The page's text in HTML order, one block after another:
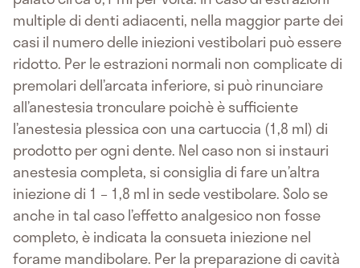
multiple di denti adiacenti, nella maggior parte dei
casi il numero delle iniezioni vestibolari può essere
ridotto. Per le estrazioni normali non complicate di
premolari dell’arcata inferiore, si può rinunciare
all’anestesia tronculare poichè è sufficiente
l’anestesia plessica con una cartuccia (1,8 ml) di
prodotto per ogni dente. Nel caso non si instauri
anestesia completa, si consiglia di fare un’altra
iniezione di 1 – 1,8 ml in sede vestibolare. Solo se
anche in tal caso l’effetto analgesico non fosse
completo, è indicata la consueta iniezione nel
forame mandibolare. Per la preparazione di cavità